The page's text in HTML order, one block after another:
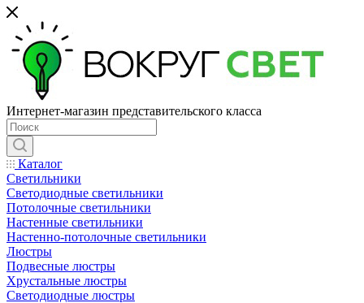
Интернет-магазин представительского класса
Каталог
Светильники
Светодиодные светильники
Потолочные светильники
Настенные светильники
Настенно-потолочные светильники
Люстры
Подвесные люстры
Хрустальные люстры
Светодиодные люстры